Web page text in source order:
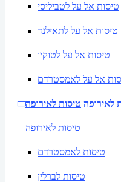
טיסות אל על לטביליסי
טיסות אל על לתאילנד
טיסות אל על לטוקיו
אל על לאמסטרדם
לאירופה טיסות לאירופה
טיסות לאירופה
טיסות לאמסטרדם
טיסות לברלין